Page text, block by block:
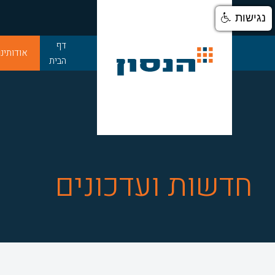
דף
הבית
חדשות ועדכונים
נגישות